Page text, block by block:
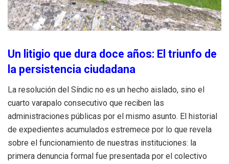
Un litigio que dura doce años: El triunfo de
la persistencia ciudadana
La resolución del Síndic no es un hecho aislado, sino el
cuarto varapalo consecutivo que reciben las
administraciones públicas por el mismo asunto. El historial
de expedientes acumulados estremece por lo que revela
sobre el funcionamiento de nuestras instituciones: la
primera denuncia formal fue presentada por el colectivo